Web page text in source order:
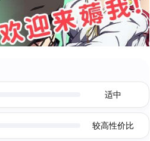
适中
较高性价比